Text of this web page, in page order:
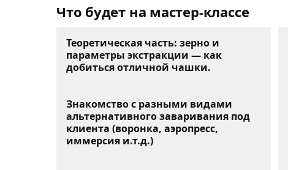
Что будет на мастер-классе
Теоретическая часть: зерно и
параметры экстракции — как
добиться отличной чашки.
Знакомство с разными видами
альтернативного заваривания под
клиента (воронка, аэропресс,
иммерсия и.т.д.)